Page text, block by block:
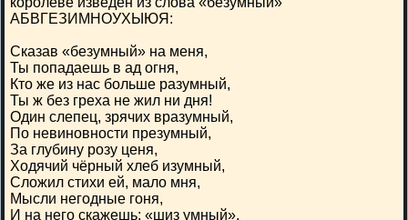
АБВГЕЗИМНОУХЫЮЯ:
Сказав «безумный» на меня,
Ты попадаешь в ад огня,
Кто же из нас больше разумный,
Ты ж без греха не жил ни дня!
Один слепец, зрячих вразумный,
По невиновности презумный,
За глубину розу ценя,
Ходячий чёрный хлеб изумный,
Сложил стихи ей, мало мня,
Мысли негодные гоня,
И на него скажешь: «шиз умный»,